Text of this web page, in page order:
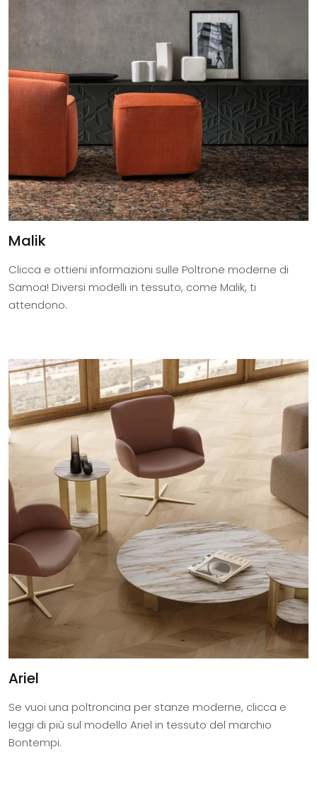
Malik
Clicca e ottieni informazioni sulle Poltrone moderne di
Samoa! Diversi modelli in tessuto, come Malik, ti
attendono.
Ariel
Se vuoi una poltroncina per stanze moderne, clicca e
leggi di più sul modello Ariel in tessuto del marchio
Bontempi.